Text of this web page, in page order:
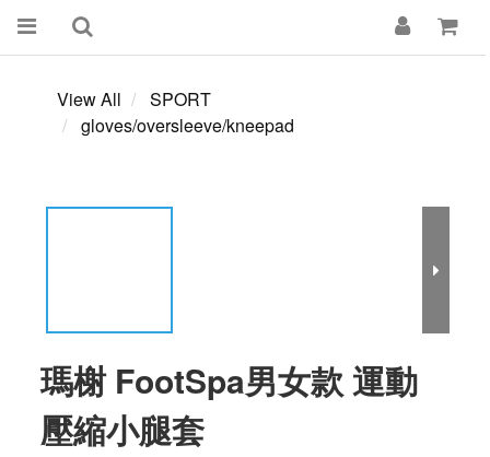
View All
SPORT
gloves/oversleeve/kneepad
瑪榭 FootSpa男女款 運動
壓縮小腿套